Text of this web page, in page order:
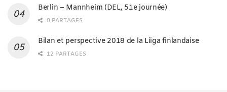
Berlin – Mannheim (DEL, 51e journée)
0 PARTAGES
Bilan et perspective 2018 de la Liiga finlandaise
12 PARTAGES